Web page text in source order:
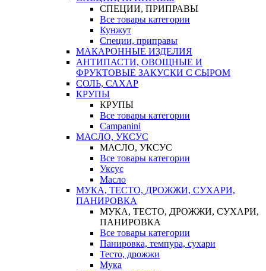
СПЕЦИИ, ПРИПРАВЫ
Все товары категории
Кунжут
Специи, приправы
МАКАРОННЫЕ ИЗДЕЛИЯ
АНТИПАСТИ, ОВОЩНЫЕ И
ФРУКТОВЫЕ ЗАКУСКИ С СЫРОМ
СОЛЬ, САХАР
КРУПЫ
КРУПЫ
Все товары категории
Campanini
МАСЛО, УКСУС
МАСЛО, УКСУС
Все товары категории
Уксус
Масло
МУКА, ТЕСТО, ДРОЖЖИ, СУХАРИ,
ПАНИРОВКА
МУКА, ТЕСТО, ДРОЖЖИ, СУХАРИ,
ПАНИРОВКА
Все товары категории
Панировка, темпура, сухари
Тесто, дрожжи
Мука